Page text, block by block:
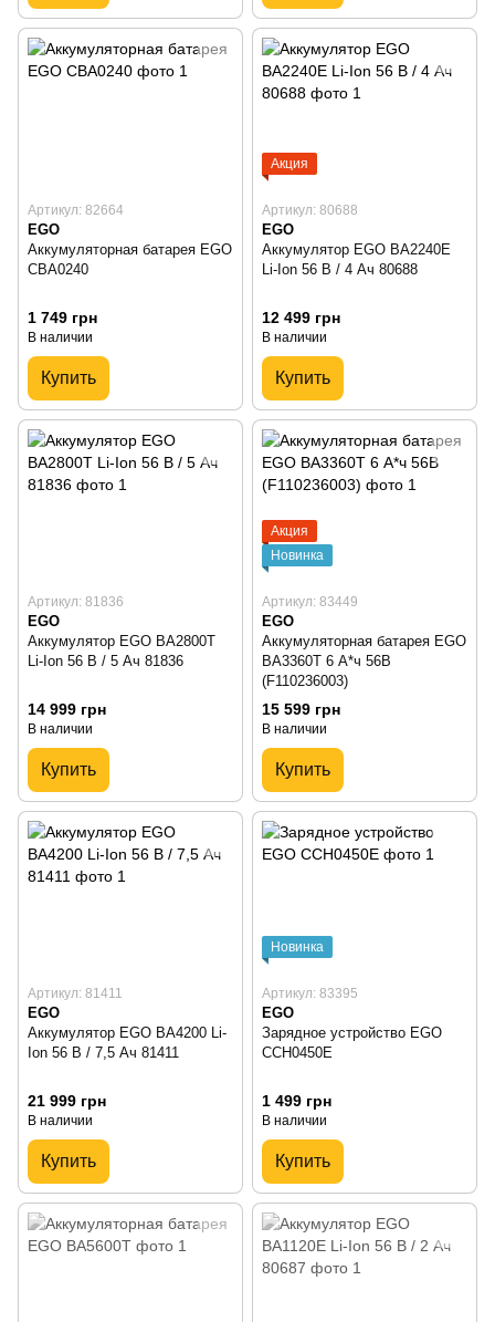
Артикул: 82664
EGO
Аккумуляторная батарея EGO
CBA0240
1 749 грн
В наличии
Купить
Акция
Артикул: 80688
EGO
Аккумулятор EGO BA2240E
Li-Ion 56 В / 4 Ач 80688
12 499 грн
В наличии
Купить
Артикул: 81836
EGO
Аккумулятор EGO BA2800T
Li-Ion 56 В / 5 Ач 81836
14 999 грн
В наличии
Купить
Акция
Новинка
Артикул: 83449
EGO
Аккумуляторная батарея EGO
BA3360T 6 А*ч 56В
(F110236003)
15 599 грн
В наличии
Купить
Артикул: 81411
EGO
Аккумулятор EGO BA4200 Li-
Ion 56 В / 7,5 Ач 81411
21 999 грн
В наличии
Купить
Новинка
Артикул: 83395
EGO
Зарядное устройство EGO
CCH0450E
1 499 грн
В наличии
Купить